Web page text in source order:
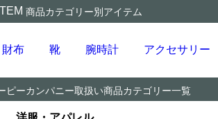
商品カテゴリー別アイテム
財布 靴 腕時計 アクセサリー
ピーカンパニー取扱い商品カテゴリー一覧